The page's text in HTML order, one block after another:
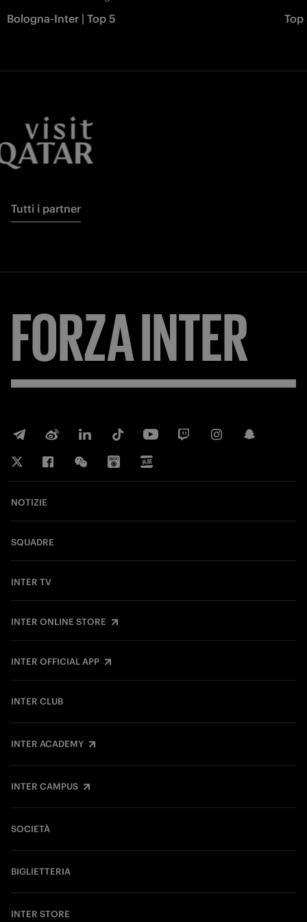
Bologna-Inter | Top 5 Top
Tutti i partner
FORZAINTER
NOTIZIE
SQUADRE
INTER TV
INTER ONLINE STORE
INTER OFFICIAL APP
INTER CLUB
INTER ACADEMY
INTER CAMPUS
SOCIETÀ
BIGLIETTERIA
INTER STORE